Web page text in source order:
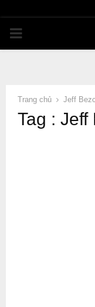
PRIMARY
Trang chủ Jeff
Tag : Jeff